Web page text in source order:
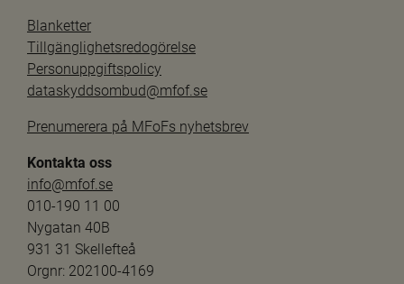
Blanketter
Tillgänglighetsredogörelse
Personuppgiftspolicy
dataskyddsombud@mfof.se
Prenumerera på MFoFs nyhetsbrev
Kontakta oss
info@mfof.se
010-190 11 00
Nygatan 40B
931 31 Skellefteå
Orgnr: 202100-4169